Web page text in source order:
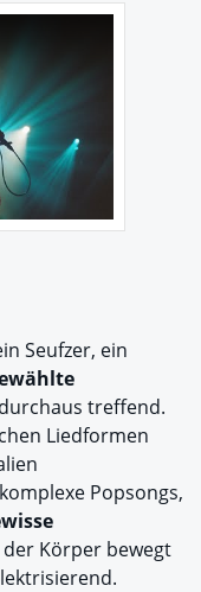
Seufzer, ein
treffend.
Liedformen
Popsongs,
Körper bewegt